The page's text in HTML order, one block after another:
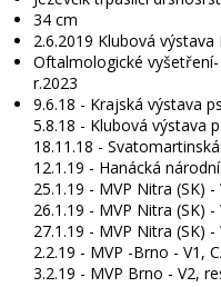
34cm
2.6.2019 Klubová
Oftalmologické vyšetření-
r.2023
9.6.18 - Krajská výstava
5.8.18 - Klubová výstava
18.11.18 -
12.1.19 - Hanácká
25.1.19 - MVP Nitra (SK) -
26.1.19 - MVP Nitra (SK) -
27.1.19 - MVP Nitra (SK) -
2.2.19 - MVP -Brno - V1,
3.2.19 - MVP Brno - V2,